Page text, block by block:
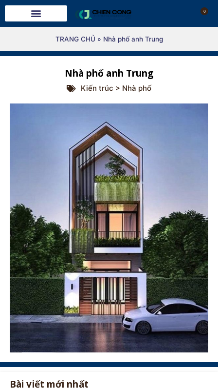
0
TRANG CHỦ » Nhà phố anh Trung
Nhà phố anh Trung
Kiến trúc > Nhà phố
Bài viết mới nhất